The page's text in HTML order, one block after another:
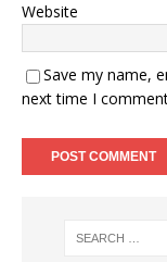
Website
Save my name,
next time I